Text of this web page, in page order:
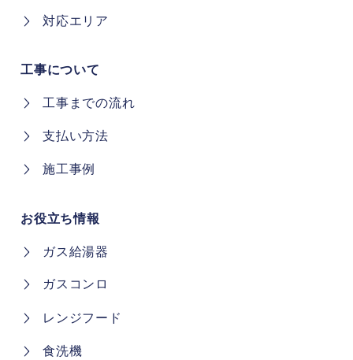
対応エリア
お役立ち情報
食洗機
レンジフード
ガスコンロ
ガス給湯器
工事までの流れ
施工事例
支払い方法
工事について